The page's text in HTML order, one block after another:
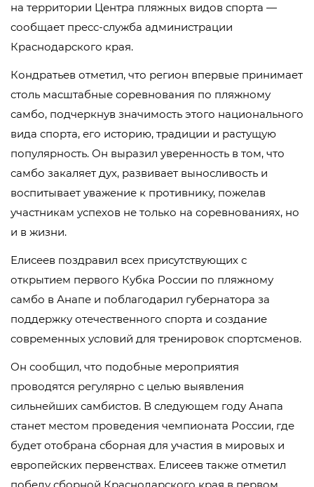
на территории Центра пляжных видов спорта —
сообщает пресс-служба администрации
Краснодарского края.
Кондратьев отметил, что регион впервые принимает
столь масштабные соревнования по пляжному
самбо, подчеркнув значимость этого национального
вида спорта, его историю, традиции и растущую
популярность. Он выразил уверенность в том, что
самбо закаляет дух, развивает выносливость и
воспитывает уважение к противнику, пожелав
участникам успехов не только на соревнованиях, но
и в жизни.
Елисеев поздравил всех присутствующих с
открытием первого Кубка России по пляжному
самбо в Анапе и поблагодарил губернатора за
поддержку отечественного спорта и создание
современных условий для тренировок спортсменов.
Он сообщил, что подобные мероприятия
проводятся регулярно с целью выявления
сильнейших самбистов. В следующем году Анапа
станет местом проведения чемпионата России, где
будет отобрана сборная для участия в мировых и
европейских первенствах. Елисеев также отметил